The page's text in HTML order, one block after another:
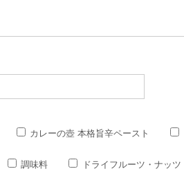
カレーの壺 本格旨辛ペースト
調味料 ドライフルーツ・ナッツ